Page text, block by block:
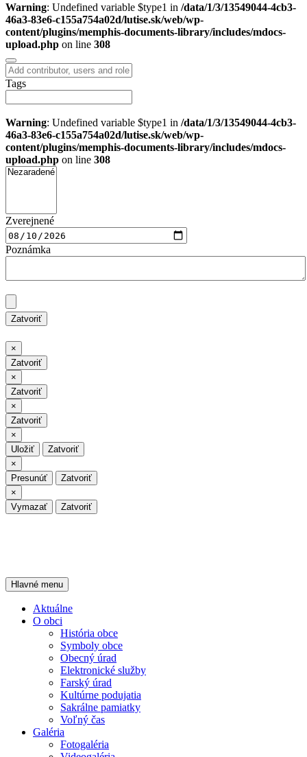
Warning: Undefined variable $type1 in /data/1/3/13549044-4cb3-
46a3-83e6-c155a754a02d/lutise.sk/web/wp-
content/plugins/memphis-documents-library/includes/mdocs-
upload.php on line 308
Tags
Warning: Undefined variable $type1 in /data/1/3/13549044-4cb3-
46a3-83e6-c155a754a02d/lutise.sk/web/wp-
content/plugins/memphis-documents-library/includes/mdocs-
upload.php on line 308
Zverejnené
Poznámka
Zatvoriť
×
Zatvoriť
×
Zatvoriť
×
Zatvoriť
×
Uložiť
Zatvoriť
×
Presunúť
Zatvoriť
×
Vymazať
Zatvoriť
Oficiálna stránka
Hľadať
Hlavné menu Preskočiť
na
obsah
Aktuálne
O obci
História obce
Symboly obce
Obecný úrad
Elektronické služby
Farský úrad
Kultúrne podujatia
Sakrálne pamiatky
Voľný čas
Galéria
Fotogaléria